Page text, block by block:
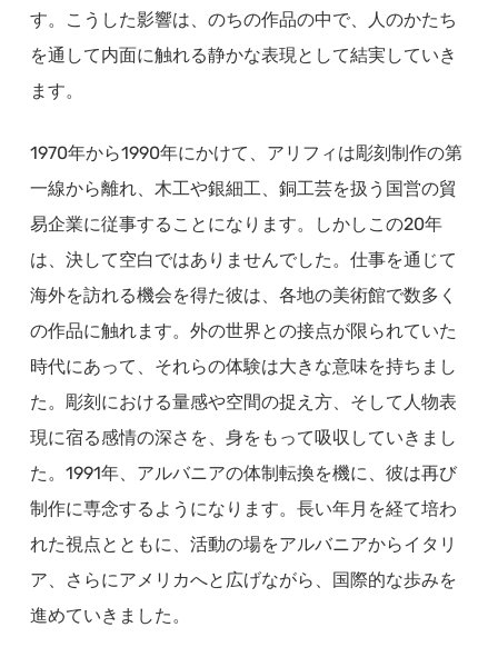
す。こうした影響は、のちの作品の中で、人のかたち
を通して内面に触れる静かな表現として結実していき
ます。
1970年から1990年にかけて、アリフィは彫刻制作の第
一線から離れ、木工や銀細工、銅工芸を扱う国営の貿
易企業に従事することになります。しかしこの20年
は、決して空白ではありませんでした。仕事を通じて
海外を訪れる機会を得た彼は、各地の美術館で数多く
の作品に触れます。外の世界との接点が限られていた
時代にあって、それらの体験は大きな意味を持ちまし
た。彫刻における量感や空間の捉え方、そして人物表
現に宿る感情の深さを、身をもって吸収していきまし
た。1991年、アルバニアの体制転換を機に、彼は再び
制作に専念するようになります。長い年月を経て培わ
れた視点とともに、活動の場をアルバニアからイタリ
ア、さらにアメリカへと広げながら、国際的な歩みを
進めていきました。